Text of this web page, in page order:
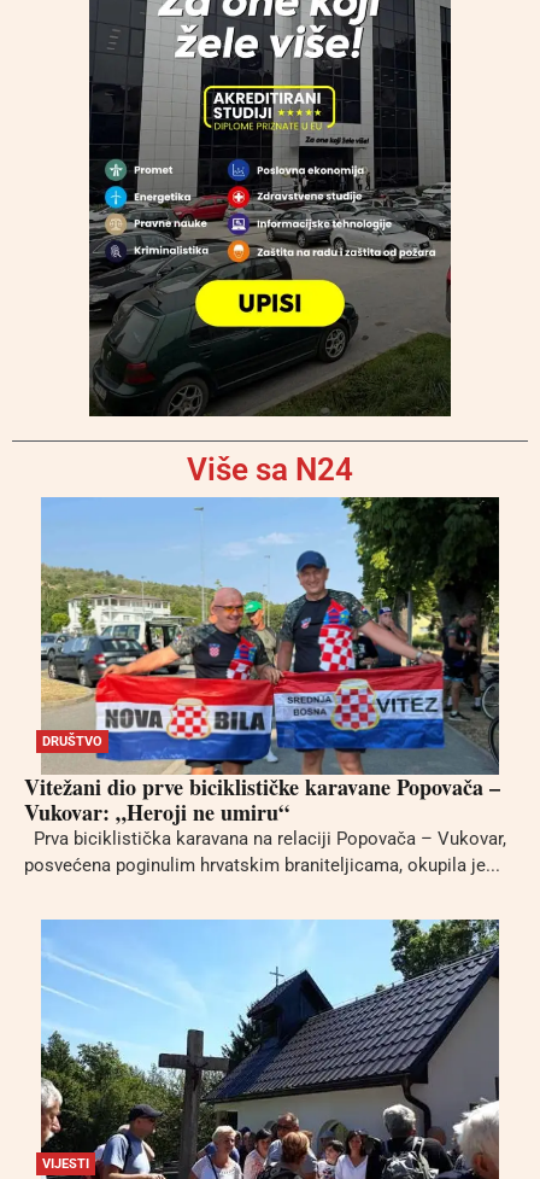
Više sa N24
DRUŠTVO
Vitežani dio prve biciklističke karavane Popovača –
Vukovar: „Heroji ne umiru“
Prva biciklistička karavana na relaciji Popovača – Vukovar,
posvećena poginulim hrvatskim braniteljicama, okupila je...
VIJESTI